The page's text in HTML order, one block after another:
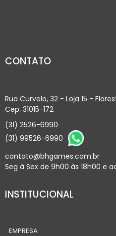
CONTATO
Rua Curvelo, 32 - Loja 15 -
Cep: 31015-172
(31) 2526-6990
(31) 99526-6990
contato@bhgames.com.br
Seg à Sex de 9h00 às 18h00 e
INSTITUCIONAL
EMPRESA